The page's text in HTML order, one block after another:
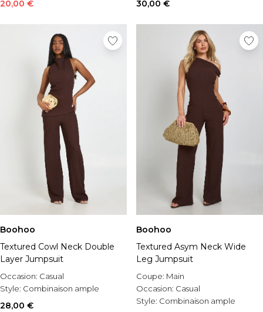
Chapeaux, gants et écharpes
Sacs et portefeuilles
Ceintures
Shoppez par collection
BOOHOOMAN | Ronaldinho
BOOHOOMAN | Patrice Evra
Vacances
Common Pace
Training Dept
One More Rep
Indispensables
Tenues De Soirée
20,00 € 30,00 €
Boohoo
Textured Cowl Neck Double
Layer Jumpsuit
Occasion: Casual
Style: Combinaison ample
28,00 €
Boohoo
Textured Asym Neck Wide
Leg Jumpsuit
Coupe: Main
Occasion: Casual
Style: Combinaison ample